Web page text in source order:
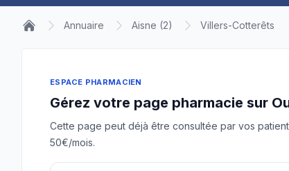
Annuaire Aisne (2) Villers-Cotterêts
ESPACE PHARMACIEN
Gérez votre page pharmacie sur
Cette page peut déjà être consultée par vos
50€/mois.